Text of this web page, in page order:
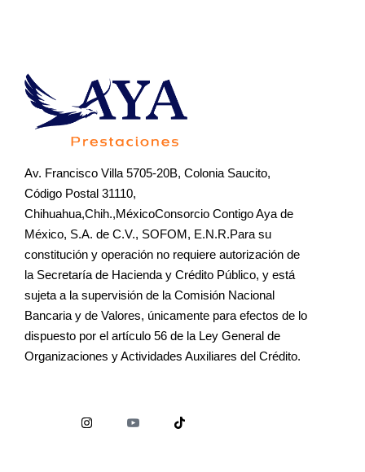
Av. Francisco Villa 5705-20B, Colonia Saucito,
Código Postal 31110,
Chihuahua,Chih.,MéxicoConsorcio Contigo Aya de
México, S.A. de C.V., SOFOM, E.N.R.Para su
constitución y operación no requiere autorización de
la Secretaría de Hacienda y Crédito Público, y está
sujeta a la supervisión de la Comisión Nacional
Bancaria y de Valores, únicamente para efectos de lo
dispuesto por el artículo 56 de la Ley General de
Organizaciones y Actividades Auxiliares del Crédito.